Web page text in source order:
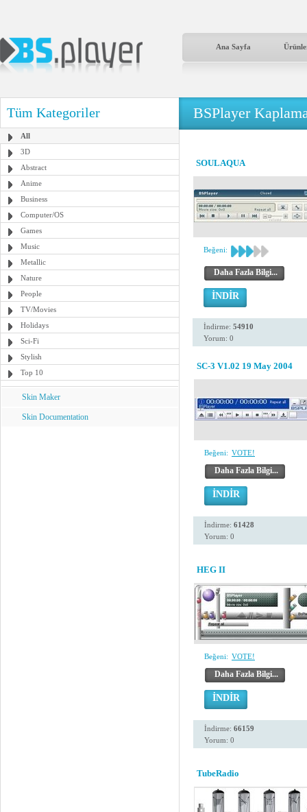
Ana Sayfa
Tüm Kategoriler
All
3D
Abstract
Anime
Business
Computer/OS
Games
Music
Metallic
Nature
People
TV/Movies
Holidays
Sci-Fi
Stylish
Top 10
Skin Maker
Skin Documentation
BSPlayer
SOULAQUA
Beğeni:
Daha Fazla Bilgi...
İNDİR
İndirme: 54910
Yorum: 0
SC-3 V1.02 19 May 2004
Beğeni: VOTE!
Daha Fazla Bilgi...
İNDİR
İndirme: 61428
Yorum: 0
HEG II
Beğeni: VOTE!
Daha Fazla Bilgi...
İNDİR
İndirme: 66159
Yorum: 0
TubeRadio